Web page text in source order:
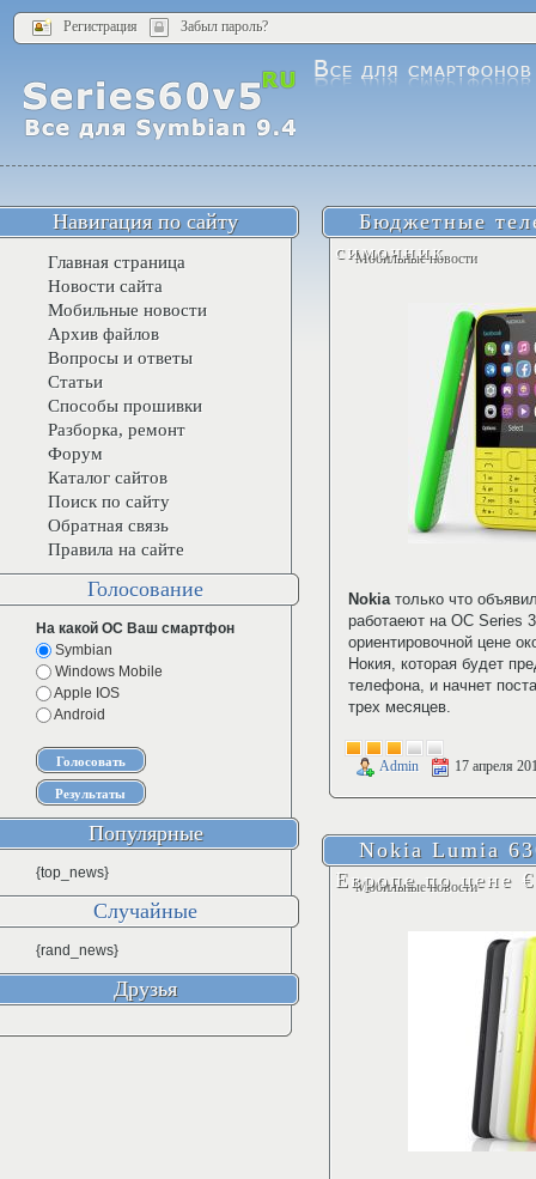
Регистрация Забыл пароль?
Бюджетные
симочник
Мобильные новости
Nokiaтолько что
работаеют на ОС Series
ориентировочной цене
Нокия, которая будет
телефона, и начнет
трех месяцев.
Admin 17 апреля
Nokia Lumia
Европе по цене
Мобильные новости
Навигация по сайту
Главная страница
Новости сайта
Мобильные новости
Архив файлов
Вопросы и ответы
Статьи
Способы прошивки
Разборка, ремонт
Форум
Каталог сайтов
Поиск по сайту
Обратная связь
Правила на сайте
Голосование
На какой ОС Ваш смартфон
Symbian
Windows Mobile
Apple IOS
Android
Популярные
{top_news}
Случайные
{rand_news}
Друзья